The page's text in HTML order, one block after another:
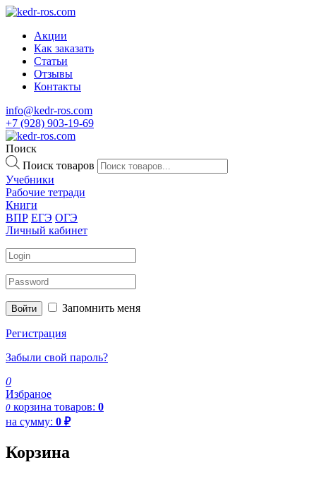
Акции
Как заказать
Статьи
Отзывы
Контакты
info@kedr-ros.com
+7 (928) 903-19-69
Поиск
Поиск товаров
Учебники
Рабочие тетради
Книги
ВПР ЕГЭ ОГЭ
Личный кабинет
Войти Запомнить меня
Регистрация
Забыли свой пароль?
0
Избраное
0 корзина товаров: 0
на сумму: 0 ₽
Корзина